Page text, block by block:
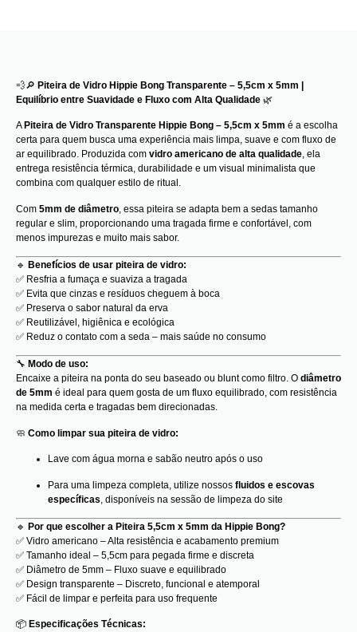
💨🔎 Piteira de Vidro Hippie Bong Transparente – 5,5cm x 5mm |
Equilíbrio entre Suavidade e Fluxo com Alta Qualidade 🌿
A Piteira de Vidro Transparente Hippie Bong – 5,5cm x 5mm é a escolha
certa para quem busca uma experiência mais limpa, suave e com fluxo de
ar equilibrado. Produzida com vidro americano de alta qualidade, ela
entrega resistência térmica, durabilidade e um visual minimalista que
combina com qualquer estilo de ritual.
Com 5mm de diâmetro , essa piteira se adapta bem a sedas tamanho
regular e slim, proporcionando uma tragada firme e confortável, com
menos impurezas e muito mais sabor.
🔹 Benefícios de usar piteira de vidro:
✅ Resfria a fumaça e suaviza a tragada
✅ Evita que cinzas e resíduos cheguem à boca
✅ Preserva o sabor natural da erva
✅ Reutilizável, higiênica e ecológica
✅ Reduz o contato com a seda – mais saúde no consumo
🔧 Modo de uso:
Encaixe a piteira na ponta do seu baseado ou blunt como filtro. O diâmetro
de 5mm é ideal para quem gosta de um fluxo equilibrado, com resistência
na medida certa e tragadas bem direcionadas.
🧼 Como limpar sua piteira de vidro:
Lave com água morna e sabão neutro após o uso
Para uma limpeza completa, utilize nossos fluidos e escovas
específicas , disponíveis na sessão de limpeza do site
🔹 Por que escolher a Piteira 5,5cm x 5mm da Hippie Bong?
✅ Vidro americano – Alta resistência e acabamento premium
✅ Tamanho ideal – 5,5cm para pegada firme e discreta
✅ Diâmetro de 5mm – Fluxo suave e equilibrado
✅ Design transparente – Discreto, funcional e atemporal
✅ Fácil de limpar e perfeita para uso frequente
📦 Especificações Técnicas: